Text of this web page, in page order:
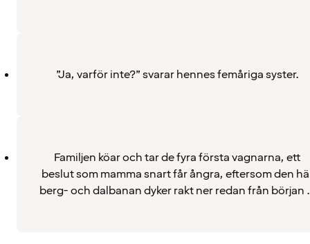
”Ja, varför inte?” svarar hennes femåriga syster.
Familjen köar och tar de fyra första vagnarna, ett
beslut som mamma snart får ångra, eftersom den
berg- och dalbanan dyker rakt ner redan från början